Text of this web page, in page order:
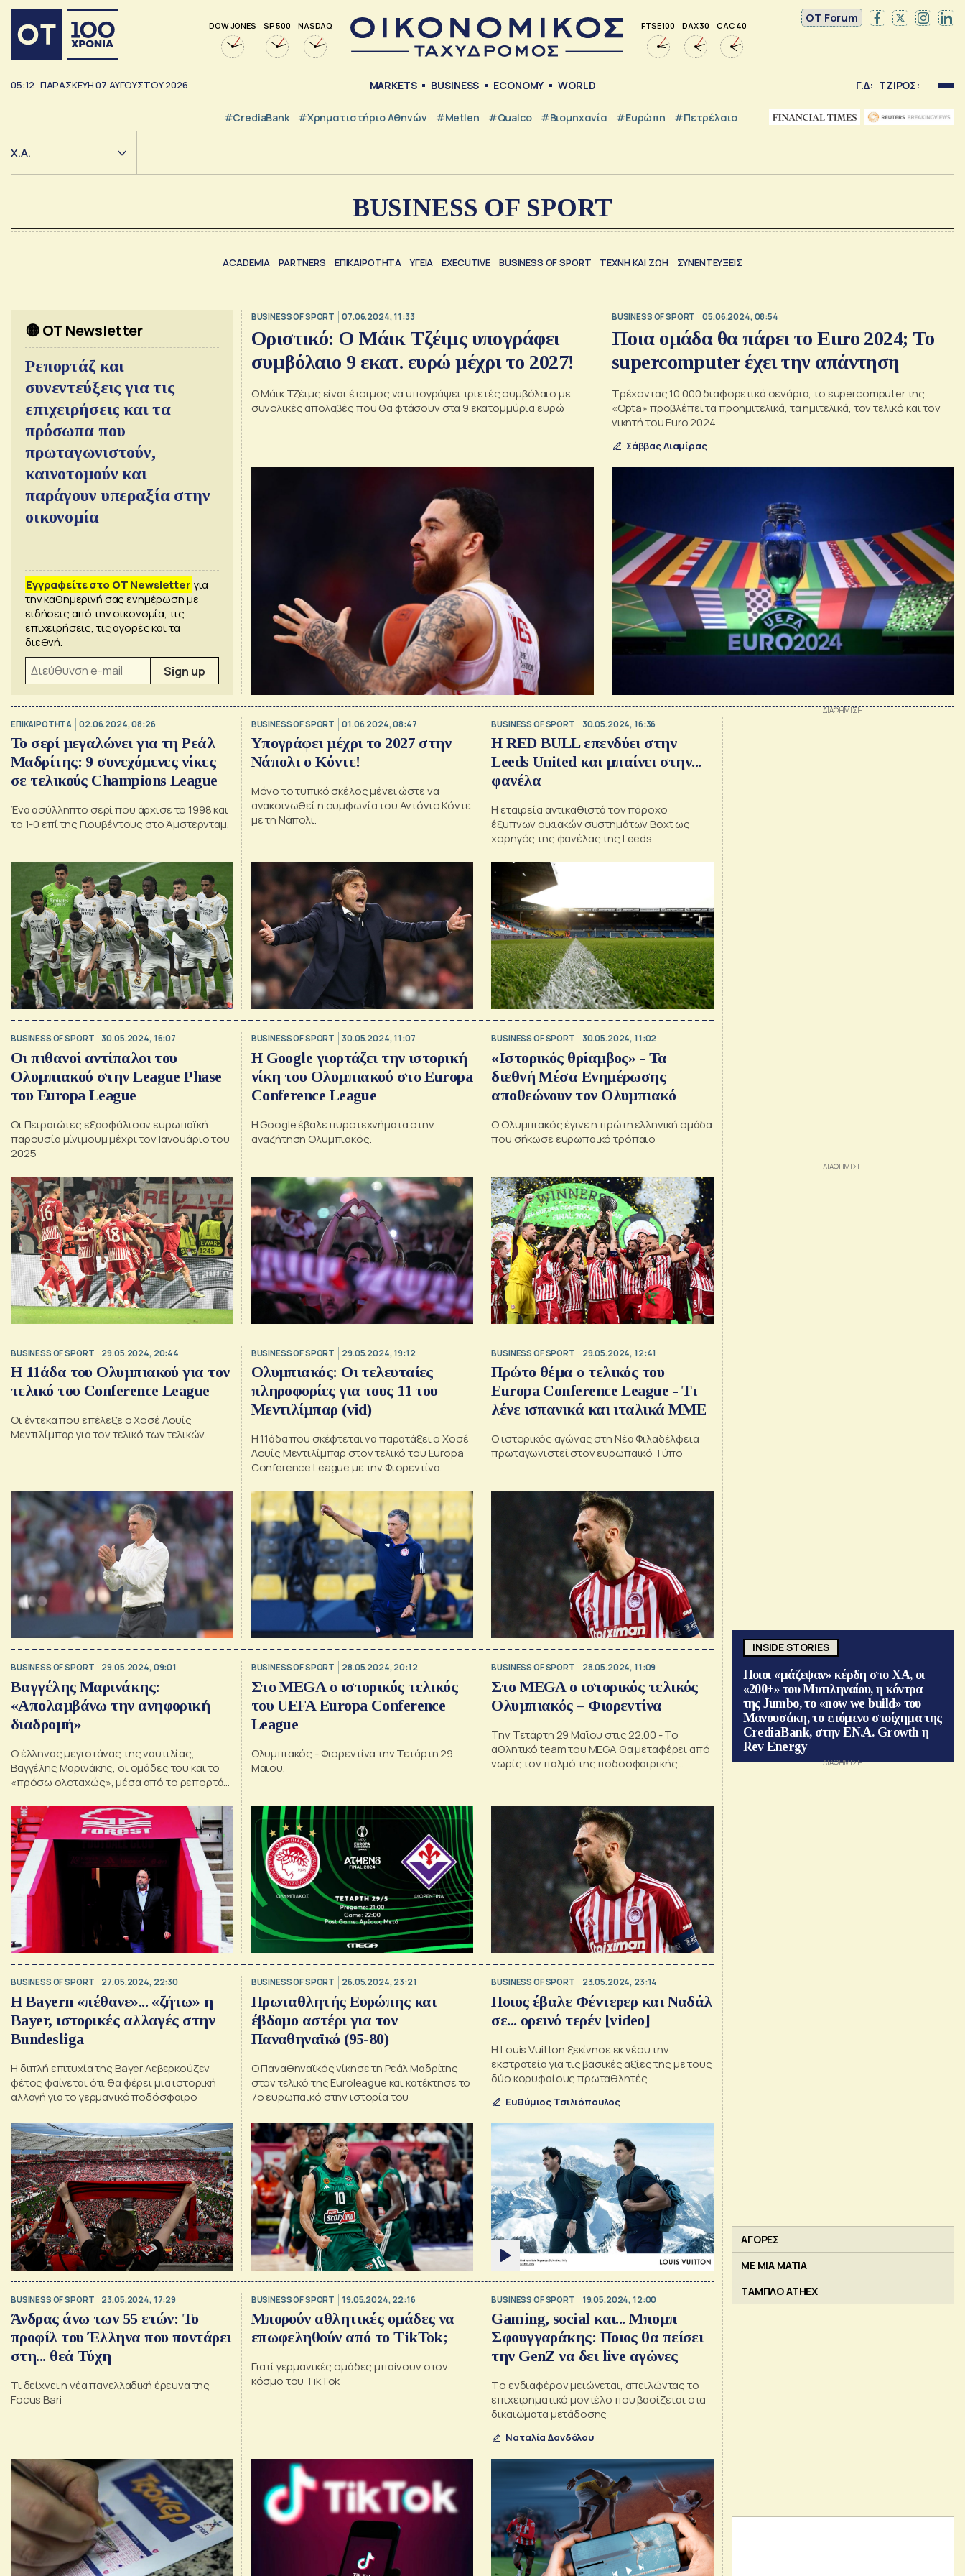
DOW JONES SP 500 NASDAQ FTSE 100 DAX 30 CAC 40
OT Forum
05:12 ΠΑΡΑΣΚΕΥΗ07 ΑΥΓΟΥΣΤΟΥ2026 MARKETS BUSINESS ECONOMY WORLD Γ.Δ: ΤΖΙΡΟΣ:
#CrediaBank #Χρηματιστήριο Αθηνών #metlen #Qualco #Βιομηχανία #Ευρώπη #Πετρέλαιο
Χ.Α.
BUSINESS OF SPORT
ACADEMIA PARTNERS ΕΠΙΚΑΙΡΟΤΗΤΑ ΥΓΕΙΑ EXECUTIVE BUSINESS OF SPORT TΕΧΝΗ ΚΑΙ ΖΩΗ ΣΥΝΕΝΤΕΥΞΕΙΣ
🟡 OT Newsletter
Ρεπορτάζ και
συνεντεύξεις για τις
επιχειρήσεις και τα
πρόσωπα που
πρωταγωνιστούν,
καινοτομούν και
παράγουν υπεραξία στην
οικονομία
Εγγραφείτε στο OT Newsletter για
την καθημερινή σας ενημέρωση με
ειδήσεις από την οικονομία, τις
επιχειρήσεις, τις αγορές και τα
διεθνή.
BUSINESS OF SPORT 07.06.2024, 11:33
Οριστικό: Ο Μάικ Τζέιμς υπογράφει
συμβόλαιο 9 εκατ. ευρώ μέχρι το 2027!
Ο Μάικ Τζέιμς είναι έτοιμος να υπογράψει τριετές συμβόλαιο με
συνολικές απολαβές που θα φτάσουν στα 9 εκατομμύρια ευρώ
BUSINESS OF SPORT 05.06.2024, 08:54
Ποια ομάδα θα πάρει το Euro 2024; Το
supercomputer έχει την απάντηση
Τρέχοντας 10.000 διαφορετικά σενάρια, το supercomputer της
«Opta» προβλέπει τα προημιτελικά, τα ημιτελικά, τον τελικό και τον
νικητή του Euro 2024.
Σάββας Λιαμίρας
ΕΠΙΚΑΙΡΟΤΗΤΑ 02.06.2024, 08:26
Το σερί μεγαλώνει για τη Ρεάλ
Μαδρίτης: 9 συνεχόμενες νίκες
σε τελικούς Champions League
Ένα ασύλληπτο σερί που άρχισε το 1998 και
το 1-0 επί της Γιουβέντους στο Άμστερνταμ.
BUSINESS OF SPORT 01.06.2024, 08:47
Υπογράφει μέχρι το 2027 στην
Νάπολι ο Κόντε!
Μόνο το τυπικό σκέλος μένει ώστε να
ανακοινωθεί η συμφωνία του Αντόνιο Κόντε
με τη Νάπολι.
BUSINESS OF SPORT 30.05.2024, 16:36
H RED BULL επενδύει στην
Leeds United και μπαίνει στην...
φανέλα
Η εταιρεία αντικαθιστά τον πάροχο
έξυπνων οικιακών συστημάτων Boxt ως
χορηγός της φανέλας της Leeds
BUSINESS OF SPORT 30.05.2024, 16:07
Οι πιθανοί αντίπαλοι του
Ολυμπιακού στην League Phase
του Europa League
Οι Πειραιώτες εξασφάλισαν ευρωπαϊκή
παρουσία μίνιμουμ μέχρι τον Ιανουάριο του
2025
BUSINESS OF SPORT 30.05.2024, 11:07
Η Google γιορτάζει την ιστορική
νίκη του Ολυμπιακού στο Europa
Conference League
Η Google έβαλε πυροτεχνήματα στην
αναζήτηση Ολυμπιακός.
BUSINESS OF SPORT 30.05.2024, 11:02
«Ιστορικός θρίαμβος» - Τα
διεθνή Μέσα Ενημέρωσης
αποθεώνουν τον Ολυμπιακό
Ο Ολυμπιακός έγινε η πρώτη ελληνική ομάδα
που σήκωσε ευρωπαϊκό τρόπαιο
BUSINESS OF SPORT 29.05.2024, 20:44
Η 11άδα του Ολυμπιακού για τον
τελικό του Conference League
Οι έντεκα που επέλεξε ο Χοσέ Λουίς
Μεντιλίμπαρ για τον τελικό των τελικών…
BUSINESS OF SPORT 29.05.2024, 19:12
Ολυμπιακός: Οι τελευταίες
πληροφορίες για τους 11 του
Μεντιλίμπαρ (vid)
Η 11άδα που σκέφτεται να παρατάξει ο Χοσέ
Λουίς Μεντιλίμπαρ στον τελικό του Europa
Conference League με την Φιορεντίνα.
BUSINESS OF SPORT 29.05.2024, 12:41
Πρώτο θέμα ο τελικός του
Europa Conference League - Τι
λένε ισπανικά και ιταλικά ΜΜΕ
O ιστορικός αγώνας στη Νέα Φιλαδέλφεια
πρωταγωνιστεί στον ευρωπαϊκό Τύπο
BUSINESS OF SPORT 29.05.2024, 09:01
Βαγγέλης Μαρινάκης:
«Απολαμβάνω την ανηφορική
διαδρομή»
Ο έλληνας μεγιστάνας της ναυτιλίας,
Bαγγέλης Mαρινάκης, οι ομάδες του και το
«πρόσω ολοταχώς», μέσα από το ρεπορτάζ
BUSINESS OF SPORT 28.05.2024, 20:12
Στο MEGA ο ιστορικός τελικός
του UEFA Europa Conference
League
Ολυμπιακός - Φιορεντίνα την Τετάρτη 29
Μαϊου.
BUSINESS OF SPORT 28.05.2024, 11:09
Στο MEGA ο ιστορικός τελικός
Ολυμπιακός – Φιορεντίνα
Την Τετάρτη 29 Μαΐου στις 22.00 - Το
αθλητικό team του MEGA θα μεταφέρει από
νωρίς τον παλμό της ποδοσφαιρικής
BUSINESS OF SPORT 27.05.2024, 22:30
Η Bayern «πέθανε»... «ζήτω» η
Bayer, ιστορικές αλλαγές στην
Bundesliga
Η διπλή επιτυχία της Bayer Λεβερκούζεν
φέτος φαίνεται ότι θα φέρει μια ιστορική
αλλαγή για το γερμανικό ποδόσφαιρο
BUSINESS OF SPORT 26.05.2024, 23:21
Πρωταθλητής Ευρώπης και
έβδομο αστέρι για τον
Παναθηναϊκό (95-80)
Ο Παναθηναϊκός νίκησε τη Ρεάλ Μαδρίτης
στον τελικό της Euroleague και κατέκτησε το
7ο ευρωπαϊκό στην ιστορία του
BUSINESS OF SPORT 23.05.2024, 23:14
Ποιος έβαλε Φέντερερ και Ναδάλ
σε... ορεινό τερέν [video]
Η Louis Vuitton ξεκίνησε εκ νέου την
εκστρατεία για τις βασικές αξίες της με τους
δύο κορυφαίους πρωταθλητές
Ευθύμιος Τσιλιόπουλος
BUSINESS OF SPORT 23.05.2024, 17:29
Άνδρας άνω των 55 ετών: Το
προφίλ του Έλληνα που ποντάρει
στη... θεά Τύχη
Τι δείχνει η νέα πανελλαδική έρευνα της
Focus Bari
BUSINESS OF SPORT 19.05.2024, 22:16
Μπορούν αθλητικές ομάδες να
επωφεληθούν από το TikTok;
Γιατί γερμανικές ομάδες μπαίνουν στον
κόσμο του TikTok
BUSINESS OF SPORT 19.05.2024, 12:00
Gaming, social και... Μπομπ
Σφουγγαράκης: Ποιος θα πείσει
την GenZ να δει live αγώνες
Tο ενδιαφέρον μειώνεται, απειλώντας το
επιχειρηματικό μοντέλο που βασίζεται στα
δικαιώματα μετάδοσης
Ναταλία Δανδόλου
INSIDE STORIES
Ποιοι «μάζεψαν» κέρδη στο ΧΑ, οι
«200+» του Μυτιληναίου, η κόντρα
της Jumbo, το «now we build» του
Μανουσάκη, το επόμενο στοίχημα της
CrediaBank, στην ΕΝ.Α. Growth η
Rev Energy
ΑΓΟΡΕΣ
ΜΕ ΜΙΑ ΜΑΤΙΑ
ΤΑΜΠΛΟ ATHEX